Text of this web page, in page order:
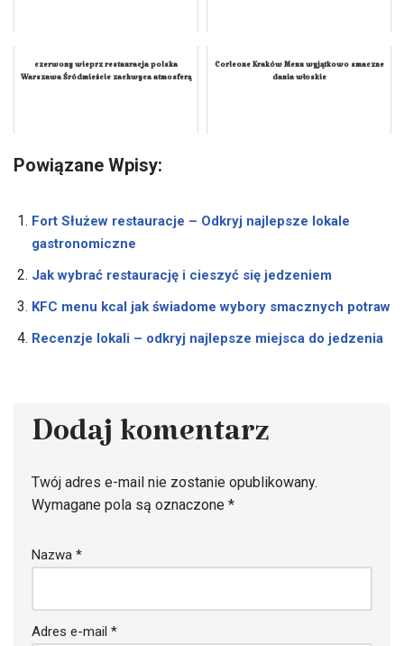
czerwony wieprz restauracja polska
Warszawa Śródmieście zachwyca atmosferą
Corleone Kraków Menu wyjątkowo smaczne
dania włoskie
Powiązane Wpisy:
Fort Służew restauracje – Odkryj najlepsze lokale
gastronomiczne
Jak wybrać restaurację i cieszyć się jedzeniem
KFC menu kcal jak świadome wybory smacznych potraw
Recenzje lokali – odkryj najlepsze miejsca do jedzenia
Dodaj komentarz
Twój adres e-mail nie zostanie opublikowany.
Wymagane pola są oznaczone *
Nazwa *
Adres e-mail *